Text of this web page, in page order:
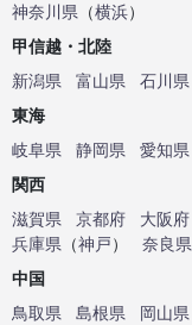
神奈川県 （横浜）
甲信越・北陸
新潟県
富山県 石川県
東海
岐阜県
静岡県 愛知県
関西
滋賀県
京都府 大阪府
兵庫県 （神戸） 奈良県
中国
鳥取県
島根県 岡山県